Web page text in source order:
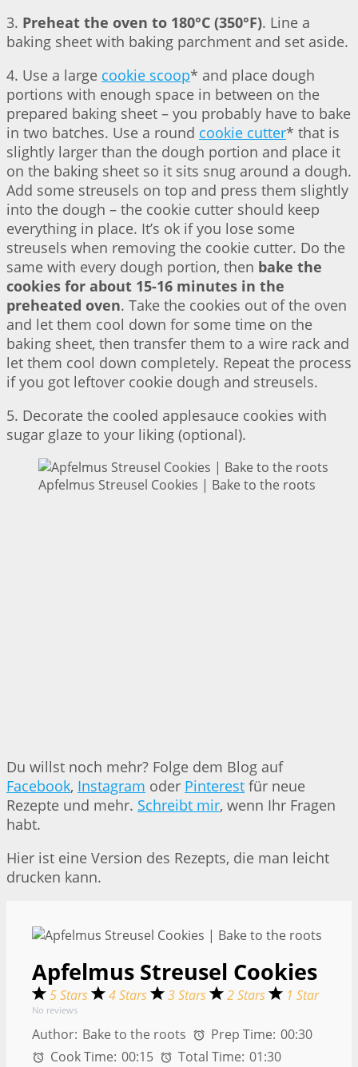
3. Preheat the oven to 180°C (350°F). Line a
baking sheet with baking parchment and set aside.
4. Use a large cookie scoop* and place dough
portions with enough space in between on the
prepared baking sheet – you probably have to bake
in two batches. Use a round cookie cutter* that is
slightly larger than the dough portion and place it
on the baking sheet so it sits snug around a dough.
Add some streusels on top and press them slightly
into the dough – the cookie cutter should keep
everything in place. It’s ok if you lose some
streusels when removing the cookie cutter. Do the
same with every dough portion, then bake the
cookies for about 15-16 minutes in the
preheated oven. Take the cookies out of the oven
and let them cool down for some time on the
baking sheet, then transfer them to a wire rack and
let them cool down completely. Repeat the process
if you got leftover cookie dough and streusels.
5. Decorate the cooled applesauce cookies with
sugar glaze to your liking (optional).
Apfelmus Streusel Cookies | Bake to the roots
Du willst noch mehr? Folge dem Blog auf
Facebook, Instagram oder Pinterest für neue
Rezepte und mehr. Schreibt mir, wenn Ihr Fragen
habt.
Hier ist eine Version des Rezepts, die man leicht
drucken kann.
Apfelmus Streusel Cookies
5 Stars 4 Stars 3 Stars 2 Stars 1 Star
No reviews
Author: Bake to the roots Prep Time: 00:30
Cook Time: 00:15 Total Time: 01:30